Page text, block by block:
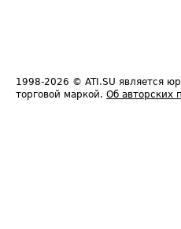
1998-2026 © ATI.SU является
торговой маркой. Об авторских